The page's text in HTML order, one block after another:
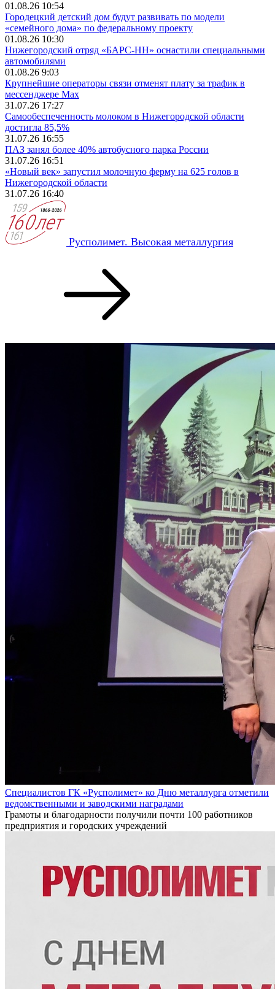
01.08.26 10:54
Городецкий детский дом будут развивать по модели
«семейного дома» по федеральному проекту
01.08.26 10:30
Нижегородский отряд «БАРС-НН» оснастили специальными
автомобилями
01.08.26 9:03
Крупнейшие операторы связи отменят плату за трафик в
мессенджере Max
31.07.26 17:27
Самообеспеченность молоком в Нижегородской области
достигла 85,5%
31.07.26 16:55
ПАЗ занял более 40% автобусного парка России
31.07.26 16:51
«Новый век» запустил молочную ферму на 625 голов в
Нижегородской области
31.07.26 16:40
Русполимет. Высокая металлургия
Специалистов ГК «Русполимет» ко Дню металлурга отметили
ведомственными и заводскими наградами
Грамоты и благодарности получили почти 100 работников
предприятия и городских учреждений